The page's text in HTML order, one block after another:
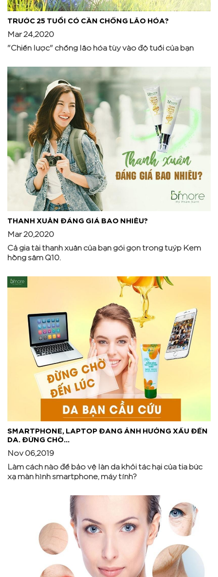
TRƯỚC 25 TUỔI CÓ CẦN CHỐNG LÃO HÓA?
Mar 24,2020
"Chiến lược" chống lão hóa tùy vào độ tuổi của bạn
THANH XUÂN ĐÁNG GIÁ BAO NHIÊU?
Mar 20,2020
Cả gia tài thanh xuân của bạn gói gọn trong tuýp Kem
hồng sâm Q10.
SMARTPHONE, LAPTOP ĐANG ẢNH HƯỞNG XẤU ĐẾN
DA. ĐỪNG CHỜ...
Nov 06,2019
Làm cách nào để bảo vệ làn da khỏi tác hại của tia bức
xạ màn hình smartphone, máy tính?